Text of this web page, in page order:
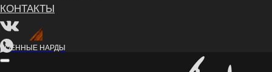
ВОЕННЫЕ НАРДЫ